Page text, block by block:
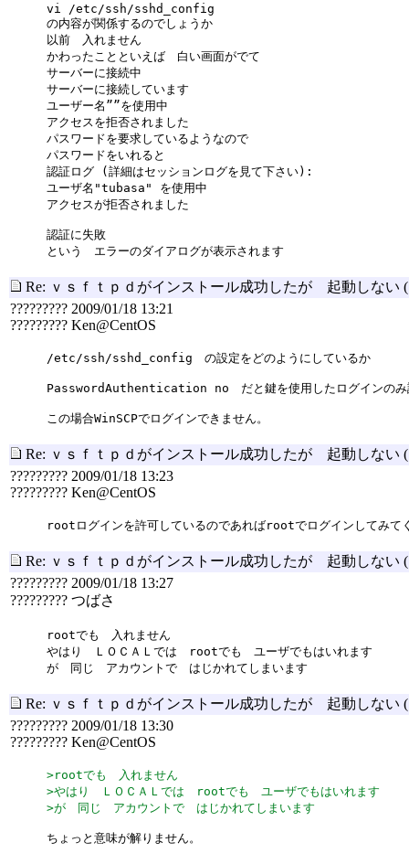
vi /etc/ssh/sshd_config
の内容が関係するのでしょうか
以前 入れません
かわったことといえば 白い画面がでて
サーバーに接続中
サーバーに接続しています
ユーザー名””を使用中
アクセスを拒否されました
パスワードを要求しているようなので
パスワードをいれると
認証ログ (詳細はセッションログを見て下さい):
ユーザ名"tubasa" を使用中
アクセスが拒否されました
認証に失敗
という エラーのダイアログが表示されます
Re: ｖｓｆｔｐｄがインストール成功したが 起動しない
????????? 2009/01/18 13:21
????????? Ken@CentOS
/etc/ssh/sshd_config の設定をどのようにしているか
PasswordAuthentication no だと鍵を使用したログインのみ許
この場合WinSCPでログインできません。
Re: ｖｓｆｔｐｄがインストール成功したが 起動しない
????????? 2009/01/18 13:23
????????? Ken@CentOS
rootログインを許可しているのであればrootでログインしてみてく
Re: ｖｓｆｔｐｄがインストール成功したが 起動しない
????????? 2009/01/18 13:27
????????? つばさ
rootでも 入れません
やはり ＬＯＣＡＬでは rootでも ユーザでもはいれます
が 同じ アカウントで はじかれてしまいます
Re: ｖｓｆｔｐｄがインストール成功したが 起動しない
????????? 2009/01/18 13:30
????????? Ken@CentOS
>rootでも 入れません
>やはり ＬＯＣＡＬでは rootでも ユーザでもはいれます
>が 同じ アカウントで はじかれてしまいます
ちょっと意味が解りません。